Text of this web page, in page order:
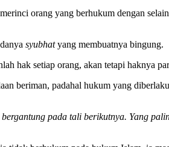
orang yang berhukum dengan
syubhatyang membuatnya bingung.
hak setiap orang, akan tetapi haknya
beriman, padahal hukum yang
pada tali berikutnya. Yang